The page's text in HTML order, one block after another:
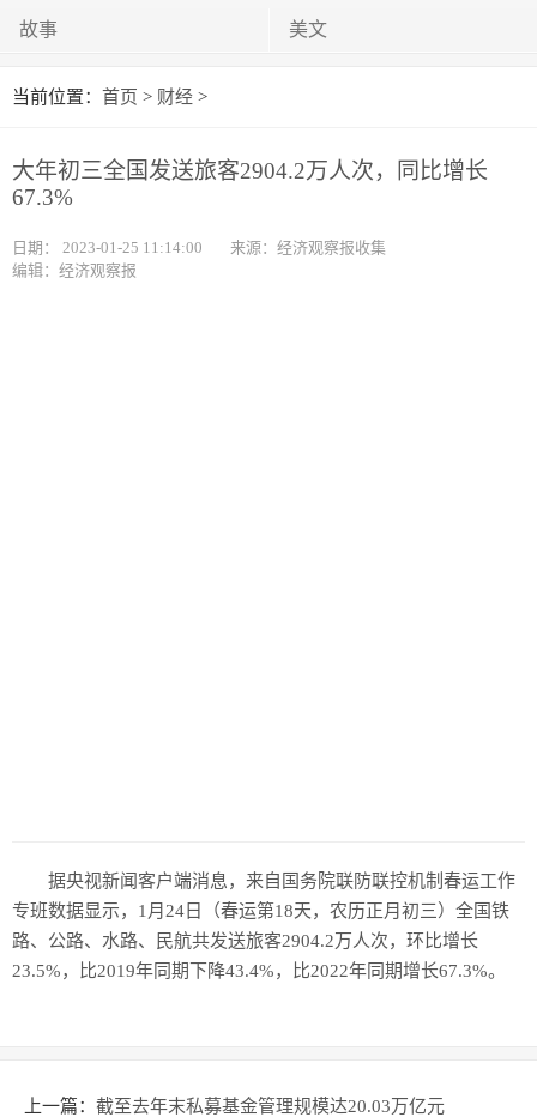
故事 美文
当前位置： 首页 > 财经 >
大年初三全国发送旅客2904.2万人次，同比增长
67.3%
日期： 2023-01-25 11:14:00
来源：经济观察报收集
编辑：经济观察报
据央视新闻客户端消息，来自国务院联防联控机制春运工作
专班数据显示，1月24日（春运第18天，农历正月初三）全国铁
路、公路、水路、民航共发送旅客2904.2万人次，环比增长
23.5%，比2019年同期下降43.4%，比2022年同期增长67.3%。
上一篇： 截至去年末私募基金管理规模达20.03万亿元